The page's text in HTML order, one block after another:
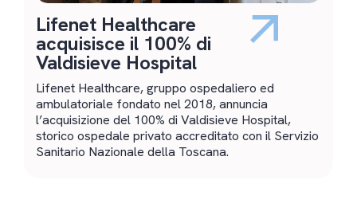
Lifenet Healthcare
acquisisce il 100% di
Valdisieve Hospital
Lifenet Healthcare, gruppo ospedaliero ed
ambulatoriale fondato nel 2018, annuncia
l’acquisizione del 100% di Valdisieve Hospital,
storico ospedale privato accreditato con il Servizio
Sanitario Nazionale della Toscana.